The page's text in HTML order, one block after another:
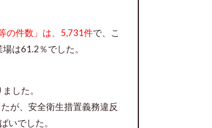
の件数」は、5,731件で、こ
は61.2％でした。
した。
が、安全衛生措置義務違反
いでした。